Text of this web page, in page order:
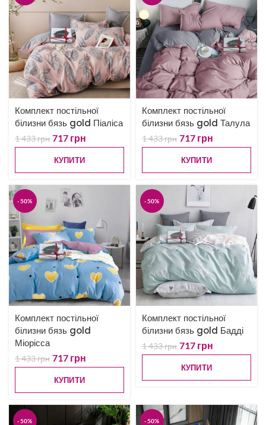
Комплект постільної
білизни бязь gold Піаліса
1 433грн 717 грн
КУПИТИ
Комплект постільної
білизни бязь gold Талула
1 433грн 717 грн
КУПИТИ
-50%
Комплект постільної
білизни бязь gold
Міорісса
1 433грн 717 грн
КУПИТИ
-50%
Комплект постільної
білизни бязь gold Бадді
1 433грн 717 грн
КУПИТИ
-50% -50%